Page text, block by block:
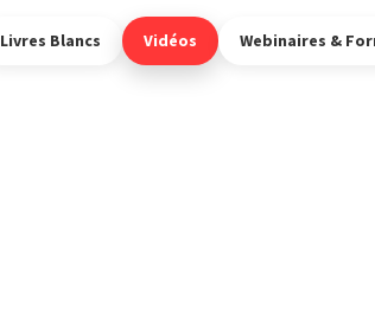
Livres Blancs Vidéos Webinaires &